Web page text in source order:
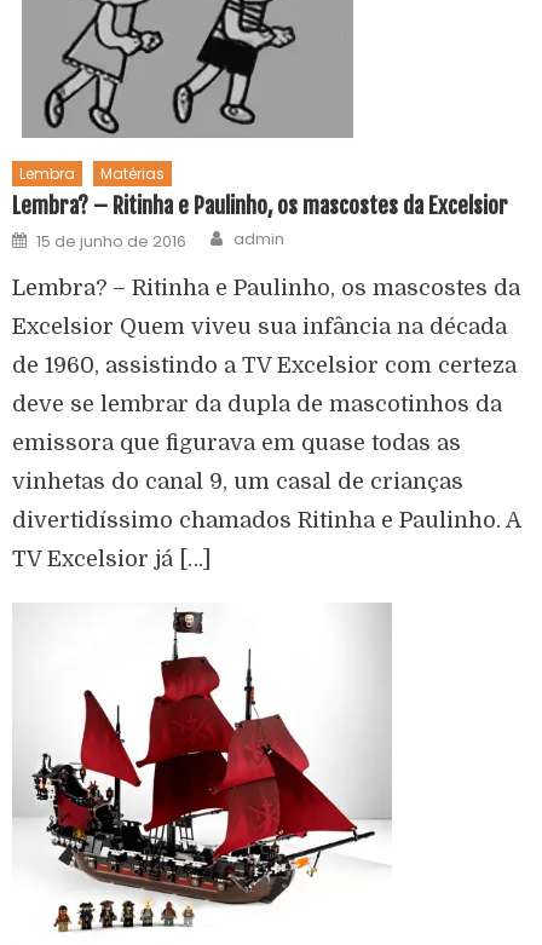
Lembra Matérias
Lembra? – Ritinha e Paulinho, os mascostes da Excelsior
15 de junho de 2016 admin
Lembra? – Ritinha e Paulinho, os mascostes da
Excelsior Quem viveu sua infância na década
de 1960, assistindo a TV Excelsior com certeza
deve se lembrar da dupla de mascotinhos da
emissora que figurava em quase todas as
vinhetas do canal 9, um casal de crianças
divertidíssimo chamados Ritinha e Paulinho. A
TV Excelsior já […]